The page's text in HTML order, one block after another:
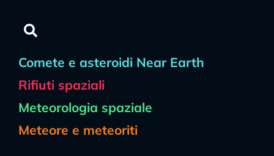
Comete e asteroidi Near Earth
Rifiuti spaziali
Meteorologia spaziale
Meteore e meteoriti